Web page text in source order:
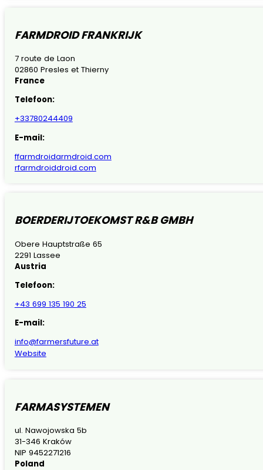
FARMDROID FRANKRIJK
7 route de Laon
02860 Presles et Thierny
France
Telefoon:
+33780244409
E-mail:
ffarmdroidarmdroid.com
rfarmdroiddroid.com
BOERDERIJTOEKOMST R&B GMBH
Obere Hauptstraße 65
2291 Lassee
Austria
Telefoon:
+43 699 135 190 25
E-mail:
info@farmersfuture.at
Website
FARMASYSTEMEN
ul. Nawojowska 5b
31-346 Kraków
NIP 9452271216
Poland